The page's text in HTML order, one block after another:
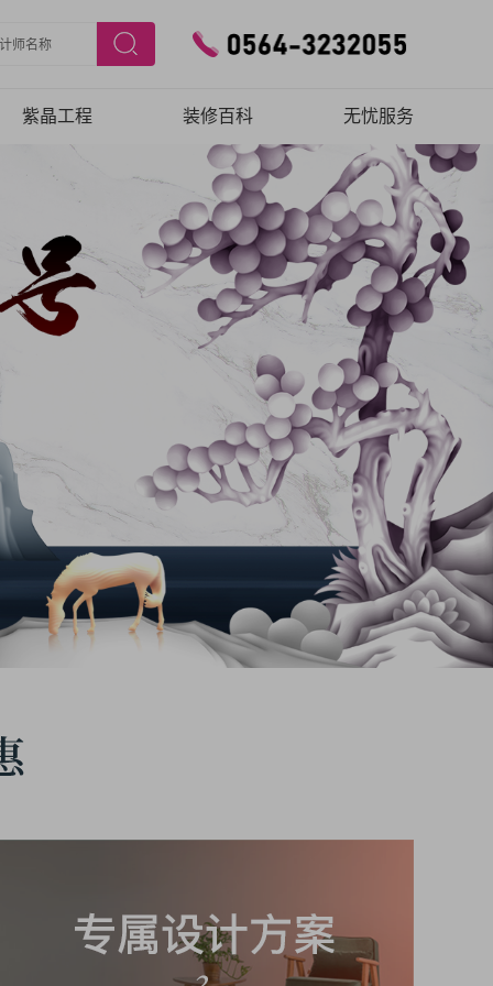
紫晶工程
施工工艺
品质保障
装修百科 无忧服务
预约验房
在线报修